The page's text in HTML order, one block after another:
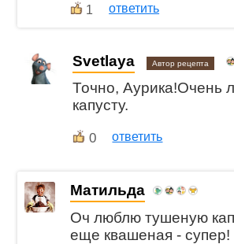
1 ответить
Svetlaya Автор рецепта
Точно, Аурика!Очень
капусту.
0 ответить
Матильда
Оч люблю тушеную
еще квашеная - супер!